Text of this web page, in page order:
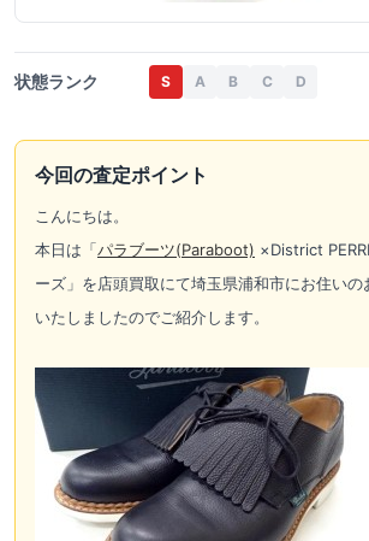
状態ランク S A B C D
今回の査定ポイント
こんにちは。
本日は「パラブーツ(Paraboot) ×District
ーズ」を店頭買取にて埼玉県浦和市にお住いの
いたしましたのでご紹介します。